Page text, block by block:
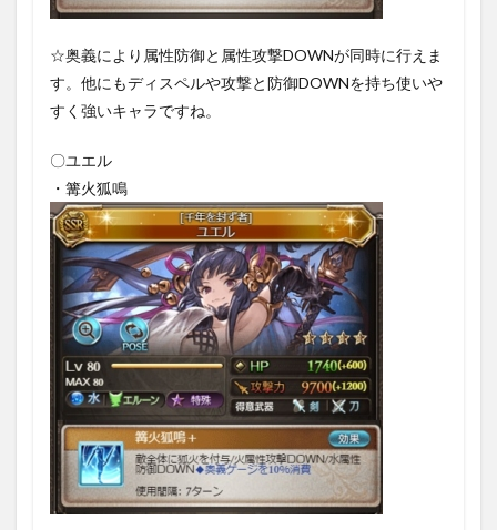
☆奥義により属性防御と属性攻撃DOWNが同時に行えま
す。他にもディスペルや攻撃と防御DOWNを持ち使いや
すく強いキャラですね。
〇ユエル
・篝火狐鳴